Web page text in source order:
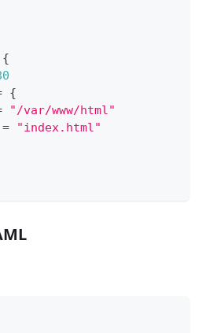
{
{
"/var/www/html"
=
"index.html"